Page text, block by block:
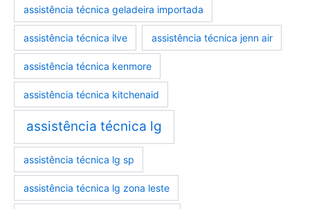
assistência técnica geladeira importada
assistência técnica ilve assistência técnica jenn air
assistência técnica kenmore
assistência técnica kitchenaid
assistência técnica lg
assistência técnica lg sp
assistência técnica lg zona leste